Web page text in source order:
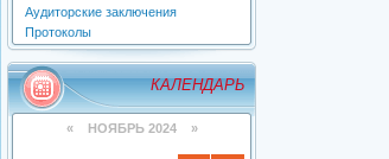
Аудиторские заключения
Протоколы
КАЛЕНДАРЬ
« НОЯБРЬ 2024 »